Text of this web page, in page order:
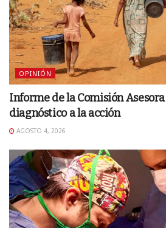
OPINIÓN
Informe de la Comisión
diagnóstico a la acción
AGOSTO 4, 2026